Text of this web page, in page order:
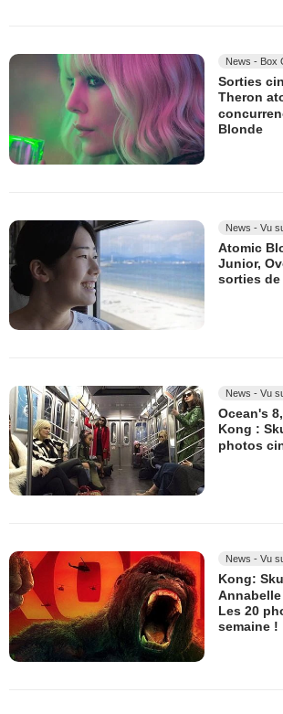
News - Box
Sorties
Theron
Blonde
News - Vu
Atomic
Junior,
sorties de
News - Vu
Ocean's
Kong :
photos
News - Vu
Kong:
Les 20
semaine !